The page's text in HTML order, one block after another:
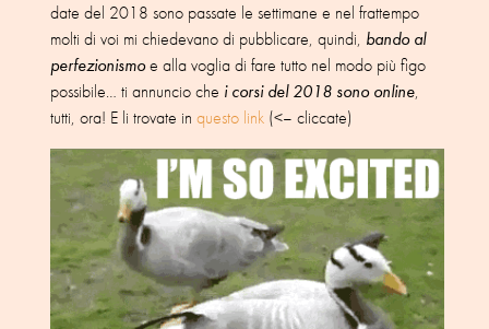
date del 2018 sono passate le settimane e nel frattempo
molti di voi mi chiedevano di pubblicare, quindi, bando al
perfezionismoe alla voglia di fare tutto nel modo più figo
possibile… ti annuncio che i corsi del 2018 sono online,
tutti, ora! E li trovate in questo link(<– cliccate)